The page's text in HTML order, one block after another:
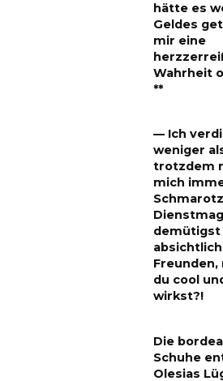
hätte es
Geldes
mir eine
Wahrheit
**
— Ich
weniger
trotzdem
mich
demütigst
du cool
wirkst?!
Die
Schuhe
Olesias